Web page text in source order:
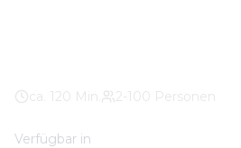
ca. 120 Min. 2-100 Personen
Verfügbar in